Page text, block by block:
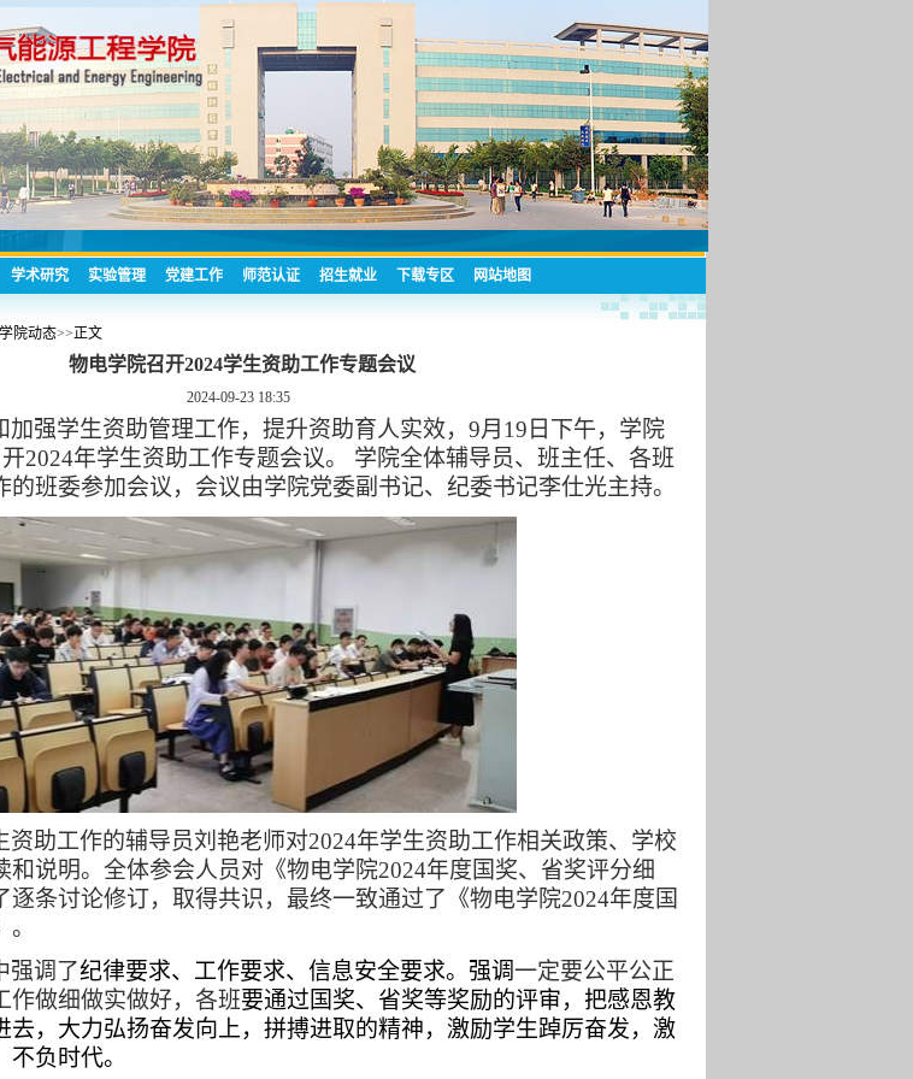
学术研究 实验管理 党建工作 师范认证 招生就业 下载专区 网站地图
学院动态>>正文
物电学院召开2024学生资助工作专题会议
2024-09-23 18:35
加强学生资助管理工作，提升资助育人实效， 9月 19 日下午，学院
2024年学生资助工作专题会议。 学院全体辅导员、班主任、各班
班委参加会议，会议由学院党委副书记、纪委书记李仕光主持。
资助工作的辅导员刘艳老师对2024年学生资助工作相关政策、学校
和说明。全体参会人员对《物电学院2024年度国奖、省奖评分细
逐条讨论修订，取得共识，最终一致通过了《物电学院2024年度国
强调了纪律要求、工作要求、信息安全要求。强调一定要公平公正
作做细做实做好，各班要通过国奖、省奖等奖励的评审，把感恩教
去，大力弘扬奋发向上，拼搏进取的精神，激励学生踔厉奋发，激
负时代。